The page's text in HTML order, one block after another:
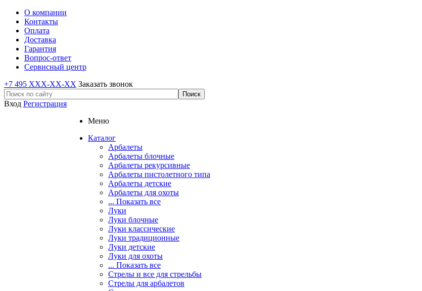
О компании
Контакты
Оплата
Доставка
Гарантия
Вопрос-ответ
Сервисный центр
+7 495 XXX-XX-XX Заказать звонок
Вход Регистрация
Меню
Каталог
Арбалеты
Арбалеты блочные
Арбалеты рекурсивные
Арбалеты пистолетного типа
Арбалеты детские
Арбалеты для охоты
... Показать все
Луки
Луки блочные
Луки классические
Луки традиционные
Луки детские
Луки для охоты
... Показать все
Стрелы и все для стрельбы
Стрелы для арбалетов